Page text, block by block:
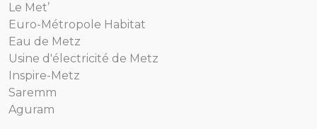
Le Met’
Euro-Métropole Habitat
Eau de Metz
Usine d'électricité de Metz
Inspire-Metz
Saremm
Aguram